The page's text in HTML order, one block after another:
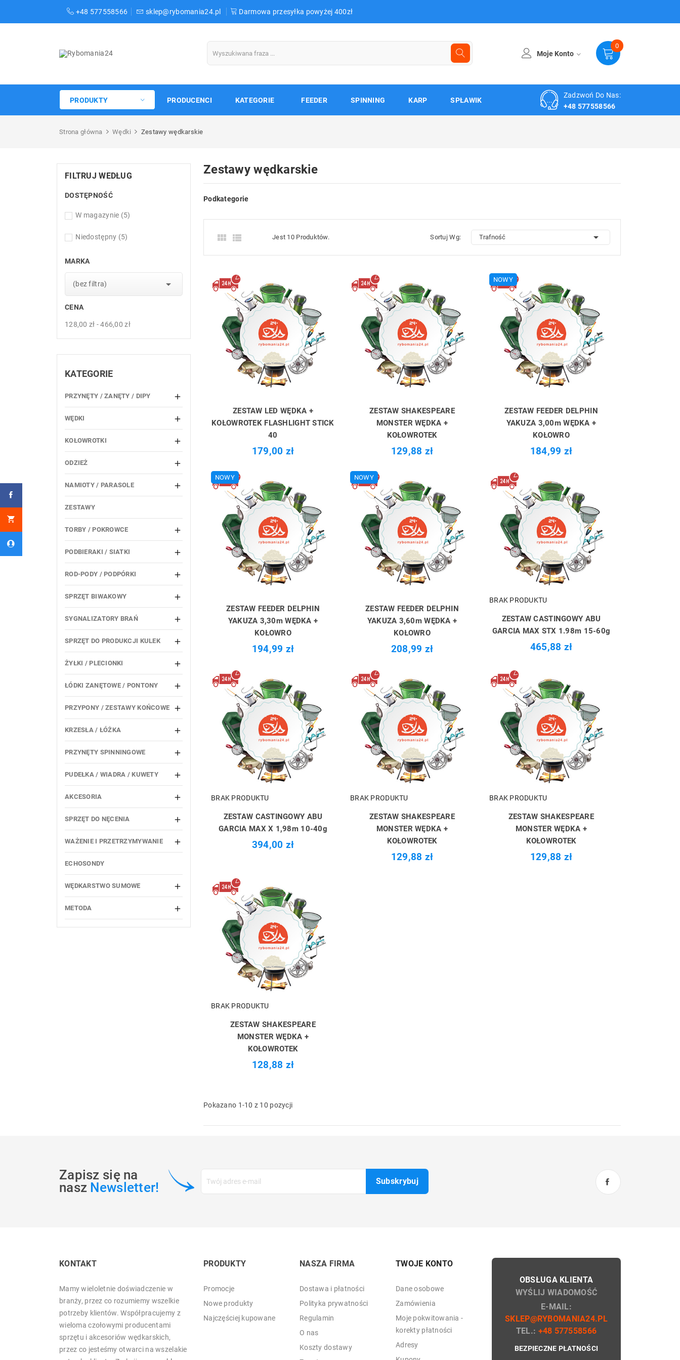
+48 577558566 sklep@rybomania24.pl Darmowa przesyłka powyżej 400zł
0
Moje Konto
PRODUKTY PRODUCENCI KATEGORIE FEEDER SPINNING KARP SPŁAWIK
Zadzwoń Do Nas:
+48 577558566
Strona główna Wędki Zestawy wędkarskie
FILTRUJ WEDŁUG
DOSTĘPNOŚĆ
W magazynie (5)
Niedostępny (5)
MARKA
(bez filtra) 
CENA
128,00 zł - 466,00 zł
KATEGORIE
PRZYNĘTY / ZANĘTY / DIPY 
WĘDKI 
KOŁOWROTKI 
ODZIEŻ 
NAMIOTY / PARASOLE 
ZESTAWY
TORBY / POKROWCE 
PODBIERAKI / SIATKI 
ROD-PODY / PODPÓRKI 
SPRZĘT BIWAKOWY 
SYGNALIZATORY BRAŃ 
SPRZĘT DO PRODUKCJI KULEK 
ŻYŁKI / PLECIONKI 
ŁÓDKI ZANĘTOWE / PONTONY 
PRZYPONY / ZESTAWY KOŃCOWE 
KRZESŁA / ŁÓŻKA 
PRZYNĘTY SPINNINGOWE 
PUDEŁKA / WIADRA / KUWETY 
AKCESORIA 
SPRZĘT DO NĘCENIA 
WAŻENIE I PRZETRZYMYWANIE 
ECHOSONDY
WĘDKARSTWO SUMOWE 
METODA 
Zestawy wędkarskie
Podkategorie
  Jest 10 Produktów. Sortuj Wg: Trafność 
ZESTAW LED WĘDKA +
KOŁOWROTEK FLASHLIGHT STICK
40
179,00 zł
ZESTAW SHAKESPEARE
MONSTER WĘDKA +
KOŁOWROTEK
129,88 zł
NOWY
ZESTAW FEEDER DELPHIN
YAKUZA 3,00m WĘDKA +
KOŁOWRO
184,99 zł
NOWY
ZESTAW FEEDER DELPHIN
YAKUZA 3,30m WĘDKA +
KOŁOWRO
194,99 zł
NOWY
ZESTAW FEEDER DELPHIN
YAKUZA 3,60m WĘDKA +
KOŁOWRO
208,99 zł
BRAK PRODUKTU
ZESTAW CASTINGOWY ABU
GARCIA MAX STX 1.98m 15-60g
465,88 zł
BRAK PRODUKTU
ZESTAW CASTINGOWY ABU
GARCIA MAX X 1,98m 10-40g
394,00 zł
BRAK PRODUKTU
ZESTAW SHAKESPEARE
MONSTER WĘDKA +
KOŁOWROTEK
129,88 zł
BRAK PRODUKTU
ZESTAW SHAKESPEARE
MONSTER WĘDKA +
KOŁOWROTEK
129,88 zł
BRAK PRODUKTU
ZESTAW SHAKESPEARE
MONSTER WĘDKA +
KOŁOWROTEK
128,88 zł
Pokazano 1-10 z 10 pozycji
Zapisz się na
nasz Newsletter!
KONTAKT
Mamy wieloletnie doświadczenie w
branży, przez co rozumiemy wszelkie
potrzeby klientów. Współpracujemy z
wieloma czołowymi producentami
sprzętu i akcesoriów wędkarskich,
przez co jesteśmy otwarci na wszelakie
PRODUKTY
Promocje
Nowe produkty
Najczęściej kupowane
NASZA FIRMA
Dostawa i płatności
Polityka prywatności
Regulamin
O nas
Koszty dostawy
TWOJE KONTO
Dane osobowe
Zamówienia
Moje pokwitowania -
korekty płatności
Adresy
OBSŁUGA KLIENTA
WYŚLIJ WIADOMOŚĆ
E-MAIL:
SKLEP@RYBOMANIA24.PL
TEL.: +48 577558566
BEZPIECZNE PŁATNOŚCI